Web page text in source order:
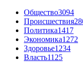
Общество3094
Происшествия
Политика1417
Экономика1272
Здоровье1234
Власть1125